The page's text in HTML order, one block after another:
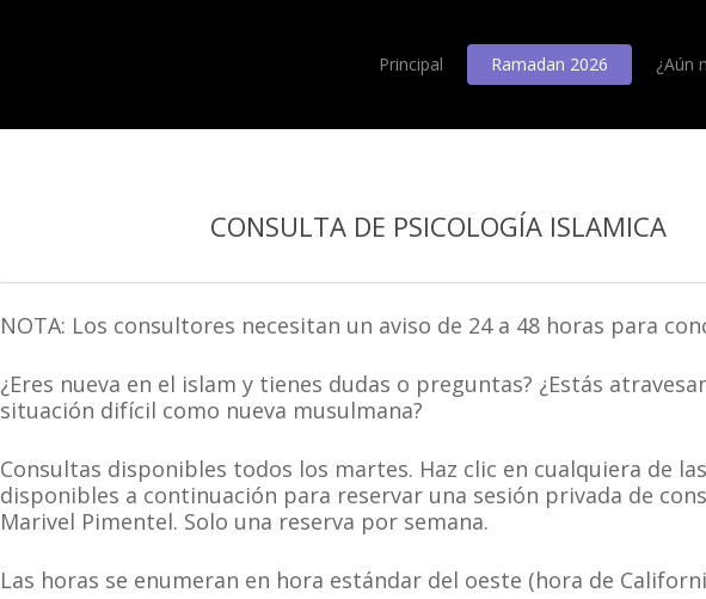
Principal Ramadan 2026 ¿Aún
CONSULTA DE PSICOLOGÍA ISLAMICA
NOTA: Los consultores necesitan un aviso de 24 a 48 horas para
¿Eres nueva en el islam y tienes dudas o preguntas? ¿Estás
situación difícil como nueva musulmana?
Consultas disponibles todos los martes. Haz clic en cualquiera de
disponibles a continuación para reservar una sesión privada de
Marivel Pimentel. Solo una reserva por semana.
Las horas se enumeran en hora estándar del oeste (hora de